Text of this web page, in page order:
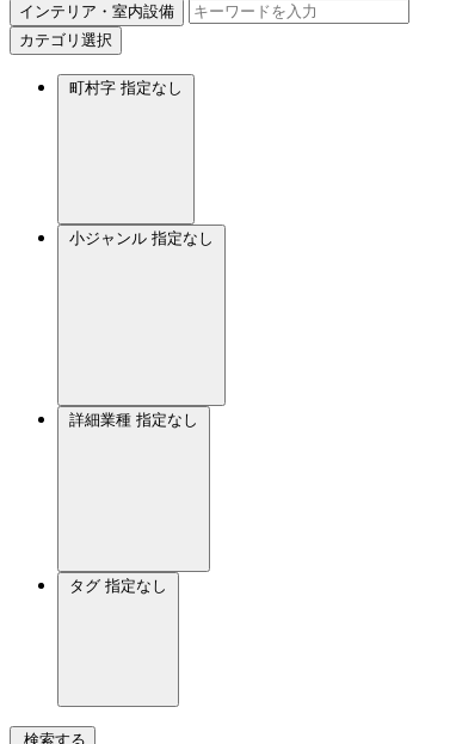
インテリア・室内設備
カテゴリ選択
町村字 指定なし
小ジャンル 指定なし
詳細業種 指定なし
タグ 指定なし
検索する